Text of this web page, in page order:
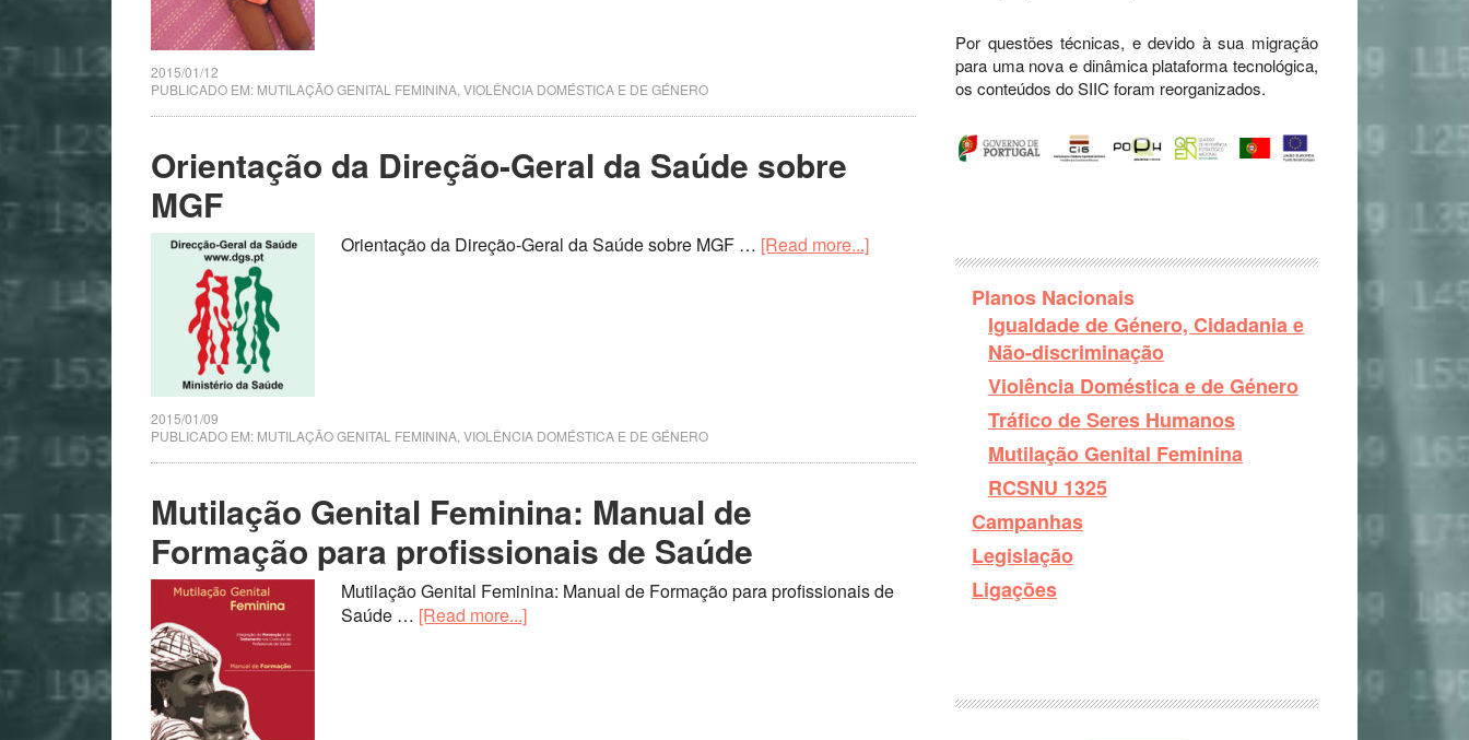
2015/01/12
PUBLICADO EM: MUTILAÇÃO GENITAL FEMININA VIOLÊNCIA DOMÉSTICA E DE GÉNERO
Orientação da Direção-Geral da Saúde sobre
MGF
Orientação da Direção-Geral da Saúde sobre MGF … [Read more...]
2015/01/09
PUBLICADO EM: MUTILAÇÃO GENITAL FEMININA VIOLÊNCIA DOMÉSTICA E DE GÉNERO
Mutilação Genital Feminina: Manual de
Formação para profissionais de Saúde
Mutilação Genital Feminina: Manual de Formação para profissionais de
Saúde … [Read more...]
Por questões técnicas, e devido à sua migração
para uma nova e dinâmica plataforma tecnológica,
os conteúdos do SIIC foram reorganizados.
Planos Nacionais
Igualdade de Género, Cidadania e
Não-discriminação
Violência Doméstica e de Género
Tráfico de Seres Humanos
Mutilação Genital Feminina
RCSNU 1325
Campanhas
Legislação
Ligações